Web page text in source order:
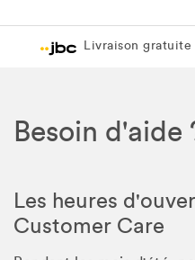
Livraison
Besoin d'aide
Les heures
Customer Care